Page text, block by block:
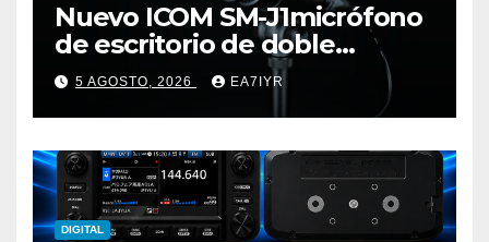
Nuevo ICOM SM-J1micrófono
de escritorio de doble
elemento premium
5 AGOSTO, 2026 EA7IYR
DIGITAL